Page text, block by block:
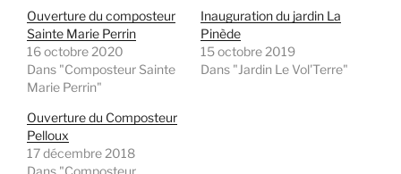
Ouverture du composteur
Sainte Marie Perrin
16 octobre 2020
Dans "Composteur Sainte
Marie Perrin"
Inauguration du jardin La
Pinède
15 octobre 2019
Dans "Jardin Le Vol'Terre"
Ouverture du Composteur
Pelloux
17 décembre 2018